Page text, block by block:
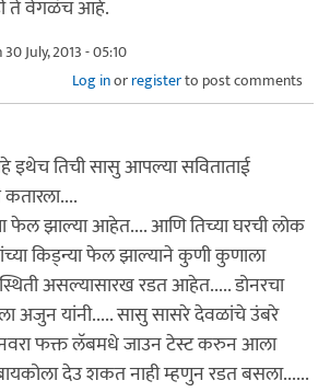
ते वेगळंच आहे.
July, 2013 - 05:10
Log inorregisterto post comments
इथेच तिची सासु आपल्या सविताताई
फेल झाल्या आहेत.... आणि तिच्या घरची लोक
किड्न्या फेल झाल्याने कुणी कुणाला
असल्यासारख रडत आहेत..... डोनरचा
अजुन यांनी..... सासु सासरे देवळांचे उंबरे
फक्त लॅबमधे जाउन टेस्ट करुन आला
देउ शकत नाही म्हणुन रडत बसला......